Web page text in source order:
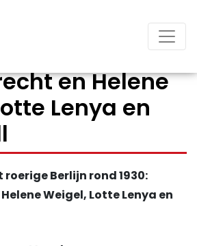
en Helene
Lenya en
roerige Berlijn rond 1930:
Weigel, Lotte Lenya en